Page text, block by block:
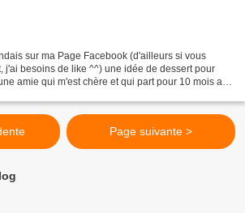
sur ma Page Facebook (d'ailleurs si vous
j'ai besoins de like ^^) une idée de dessert pour
amie qui m'est chère et qui part pour 10 mois au
Page suivante >